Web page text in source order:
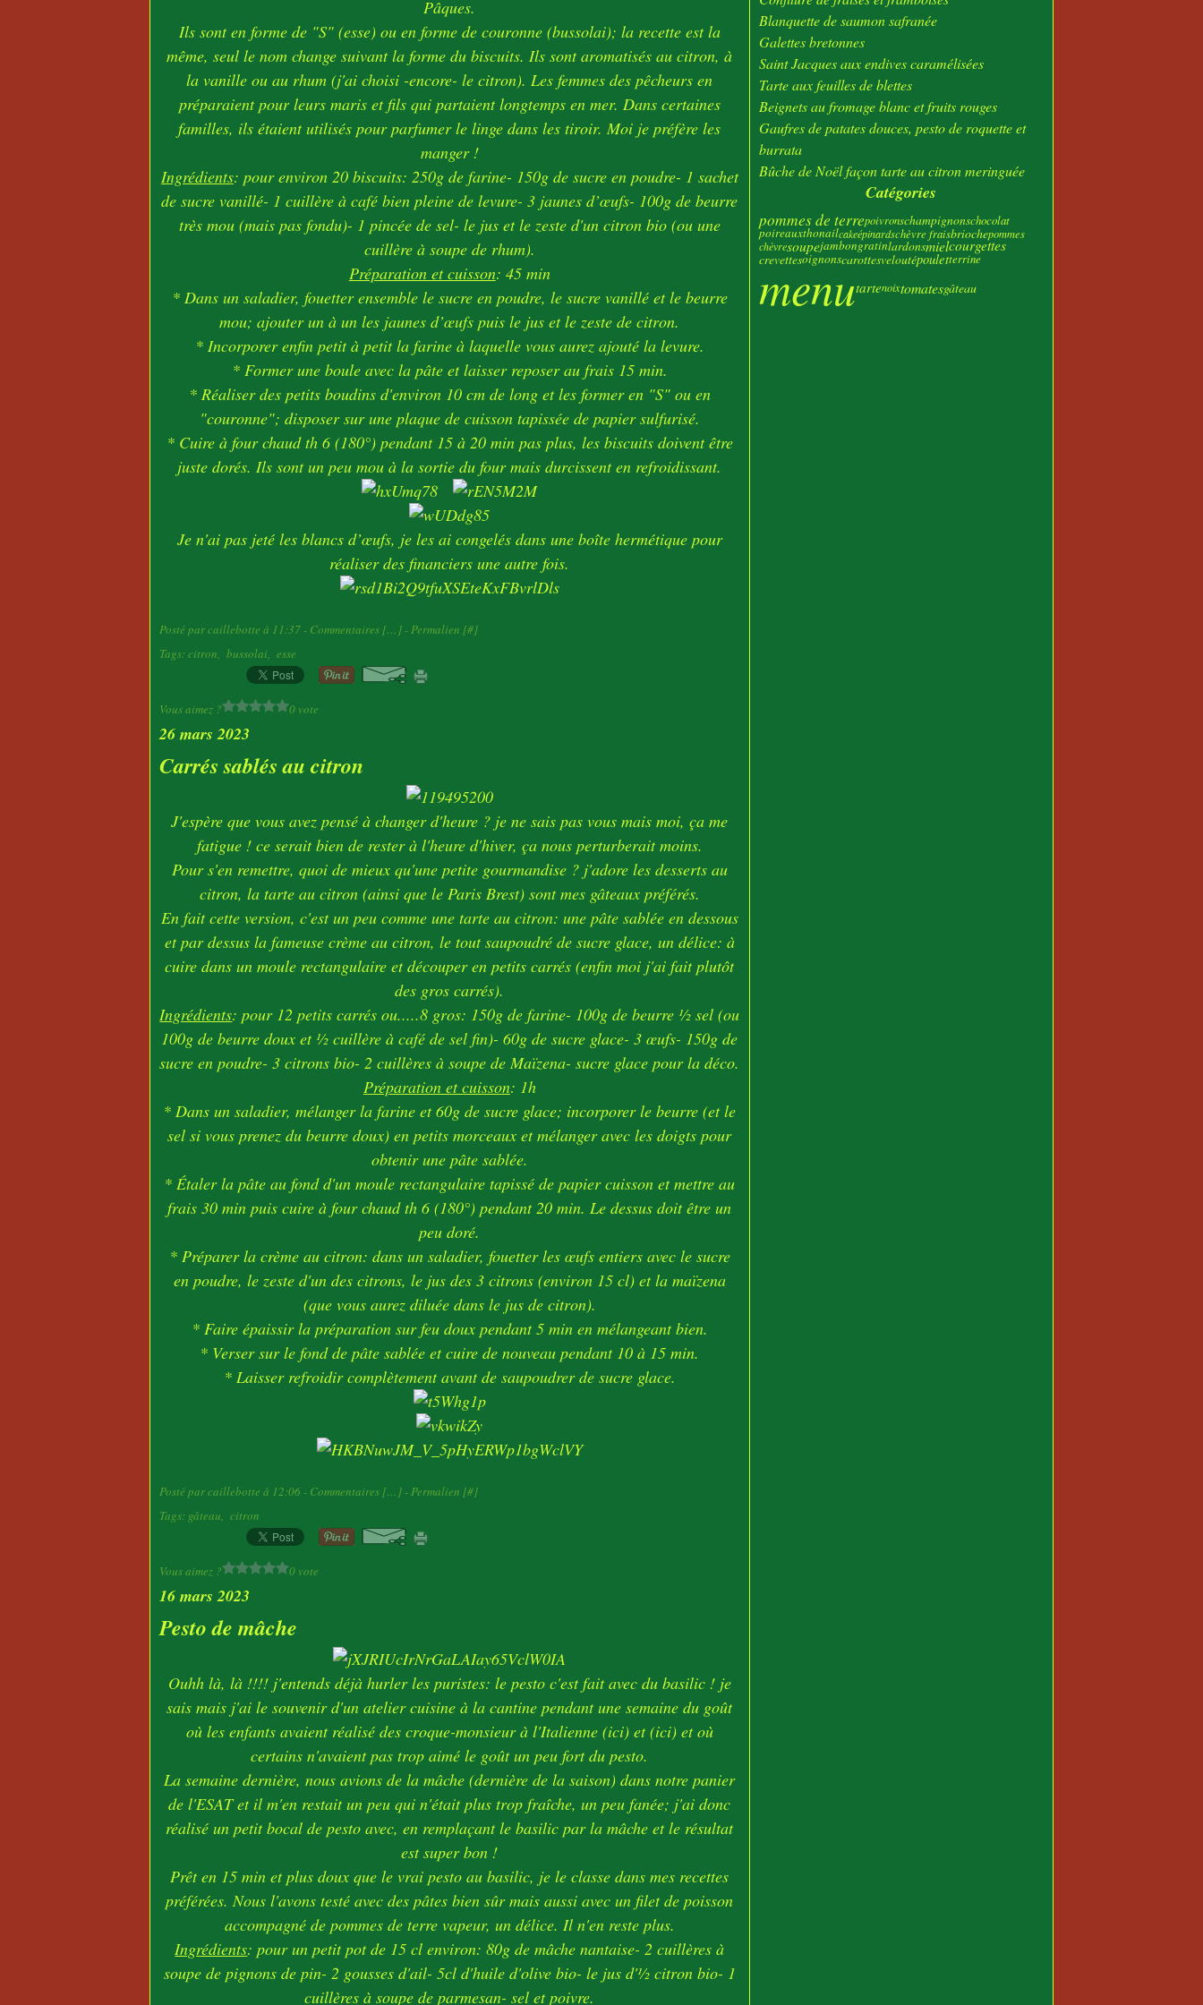
Pâques.
Ils sont en forme de "S" (esse) ou en forme de couronne (bussolai); la recette est la
même, seul le nom change suivant la forme du biscuits. Ils sont aromatisés au citron, à
la vanille ou au rhum (j'ai choisi -encore- le citron). Les femmes des pêcheurs en
préparaient pour leurs maris et fils qui partaient longtemps en mer. Dans certaines
familles, ils étaient utilisés pour parfumer le linge dans les tiroir. Moi je préfère les
manger !
Ingrédients: pour environ 20 biscuits: 250g de farine- 150g de sucre en poudre- 1 sachet
de sucre vanillé- 1 cuillère à café bien pleine de levure- 3 jaunes d’œufs- 100g de beurre
très mou (mais pas fondu)- 1 pincée de sel- le jus et le zeste d'un citron bio (ou une
cuillère à soupe de rhum).
Préparation et cuisson: 45 min
* Dans un saladier, fouetter ensemble le sucre en poudre, le sucre vanillé et le beurre
mou; ajouter un à un les jaunes d’œufs puis le jus et le zeste de citron.
* Incorporer enfin petit à petit la farine à laquelle vous aurez ajouté la levure.
* Former une boule avec la pâte et laisser reposer au frais 15 min.
* Réaliser des petits boudins d'environ 10 cm de long et les former en "S" ou en
"couronne"; disposer sur une plaque de cuisson tapissée de papier sulfurisé.
* Cuire à four chaud th 6 (180°) pendant 15 à 20 min pas plus, les biscuits doivent être
juste dorés. Ils sont un peu mou à la sortie du four mais durcissent en refroidissant.
Je n'ai pas jeté les blancs d’œufs, je les ai congelés dans une boîte hermétique pour
réaliser des financiers une autre fois.
Posté par caillebotte à 11:37 - Commentaires [… ] - Permalien [#]
Tags: citron, bussolai, esse
Vous aimez ? 0 vote
26 mars 2023
Carrés sablés au citron
J'espère que vous avez pensé à changer d'heure ? je ne sais pas vous mais moi, ça me
fatigue ! ce serait bien de rester à l'heure d'hiver, ça nous perturberait moins.
Pour s'en remettre, quoi de mieux qu'une petite gourmandise ? j'adore les desserts au
citron, la tarte au citron (ainsi que le Paris Brest) sont mes gâteaux préférés.
En fait cette version, c'est un peu comme une tarte au citron: une pâte sablée en dessous
et par dessus la fameuse crème au citron, le tout saupoudré de sucre glace, un délice: à
cuire dans un moule rectangulaire et découper en petits carrés (enfin moi j'ai fait plutôt
des gros carrés).
Ingrédients: pour 12 petits carrés ou.....8 gros: 150g de farine- 100g de beurre ½ sel (ou
100g de beurre doux et ½ cuillère à café de sel fin)- 60g de sucre glace- 3 œufs- 150g de
sucre en poudre- 3 citrons bio- 2 cuillères à soupe de Maïzena- sucre glace pour la déco.
Préparation et cuisson: 1h
* Dans un saladier, mélanger la farine et 60g de sucre glace; incorporer le beurre (et le
sel si vous prenez du beurre doux) en petits morceaux et mélanger avec les doigts pour
obtenir une pâte sablée.
* Étaler la pâte au fond d'un moule rectangulaire tapissé de papier cuisson et mettre au
frais 30 min puis cuire à four chaud th 6 (180°) pendant 20 min. Le dessus doit être un
peu doré.
* Préparer la crème au citron: dans un saladier, fouetter les œufs entiers avec le sucre
en poudre, le zeste d'un des citrons, le jus des 3 citrons (environ 15 cl) et la maïzena
(que vous aurez diluée dans le jus de citron).
* Faire épaissir la préparation sur feu doux pendant 5 min en mélangeant bien.
* Verser sur le fond de pâte sablée et cuire de nouveau pendant 10 à 15 min.
* Laisser refroidir complètement avant de saupoudrer de sucre glace.
Posté par caillebotte à 12:06 - Commentaires [… ] - Permalien [#]
Tags: gâteau, citron
Vous aimez ? 0 vote
16 mars 2023
Pesto de mâche
Ouhh là, là !!!! j'entends déjà hurler les puristes: le pesto c'est fait avec du basilic ! je
sais mais j'ai le souvenir d'un atelier cuisine à la cantine pendant une semaine du goût
où les enfants avaient réalisé des croque-monsieur à l'Italienne (ici)et(ici)et où
certains n'avaient pas trop aimé le goût un peu fort du pesto.
La semaine dernière, nous avions de la mâche (dernière de la saison) dans notre panier
de l'ESAT et il m'en restait un peu qui n'était plus trop fraîche, un peu fanée; j'ai donc
réalisé un petit bocal de pesto avec, en remplaçant le basilic par la mâche et le résultat
est super bon !
Prêt en 15 min et plus doux que le vrai pesto au basilic, je le classe dans mes recettes
préférées. Nous l'avons testé avec des pâtes bien sûr mais aussi avec un filet de poisson
accompagné de pommes de terre vapeur, un délice. Il n'en reste plus.
Ingrédients: pour un petit pot de 15 cl environ: 80g de mâche nantaise- 2 cuillères à
soupe de pignons de pin- 2 gousses d'ail- 5cl d'huile d'olive bio- le jus d'½ citron bio- 1
cuillères à soupe de parmesan- sel et poivre.
Janvier(23)
Blanquette de saumon safranée
Galettes bretonnes
Saint Jacques aux endives caramélisées
Tarte aux feuilles de blettes
Beignets au fromage blanc et fruits rouges
Gaufres de patates douces, pesto de roquette et
burrata
Bûche de Noël façon tarte au citron meringuée
Catégories
pommes de terrepoivronschampignonschocolat
poireauxthonailcakeépinardschèvre fraisbriochepommes
chèvresoupejambongratinlardonsmielcourgettes
crevettesoignonscarottesveloutépouletterrine
menutartenoixtomatesgâteau